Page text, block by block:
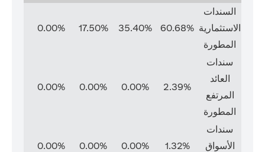
السندات
الاستثمارية
المطورة
60.68%
35.40%
17.50%
0.00%
سندات
العائد
المرتفع
المطورة
2.39%
0.00%
0.00%
0.00%
سندات
الأسواق
1.32%
0.00%
0.00%
0.00%